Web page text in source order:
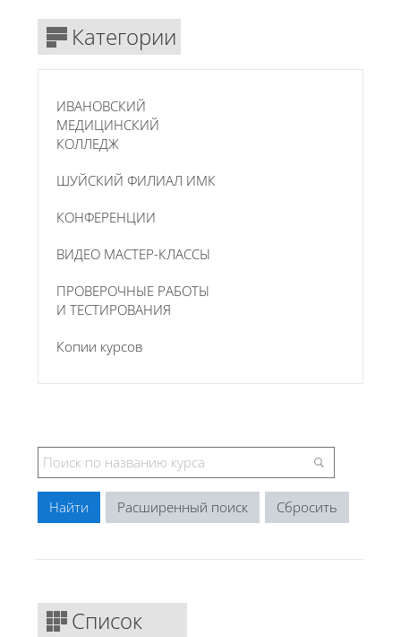
Блоки
Категории
ИВАНОВСКИЙ
МЕДИЦИНСКИЙ
КОЛЛЕДЖ
ШУЙСКИЙ ФИЛИАЛ ИМК
КОНФЕРЕНЦИИ
ВИДЕО МАСТЕР-КЛАССЫ
ПРОВЕРОЧНЫЕ РАБОТЫ
И ТЕСТИРОВАНИЯ
Копии курсов
Расширенный поиск
Список